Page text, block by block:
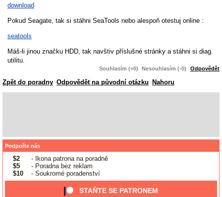
download
Pokud Seagate, tak si stáhni SeaTools nebo alespoň otestuj online :
seatools
Máš-li jinou značku HDD, tak navštiv příslušné stránky a stáhni si diag.
utilitu.
Souhlasím (+0) Nesouhlasím (-0) Odpovědět
Zpět do poradny Odpovědět na původní otázku Nahoru
Podpořte nás
$2
- Ikona patrona na poradně
$5
- Poradna bez reklam
$10
- Soukromé poradenství
STAŇTE SE PATRONEM